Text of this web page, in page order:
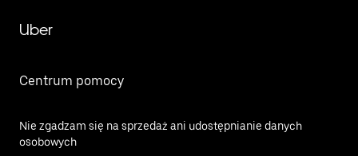
Uber
Centrum pomocy
Nie zgadzam się na sprzedaż ani udostępnianie danych
osobowych